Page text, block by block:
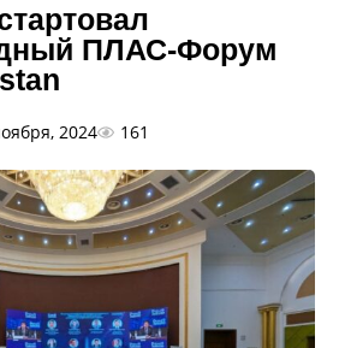
ПЛАС-Форум
2024 161